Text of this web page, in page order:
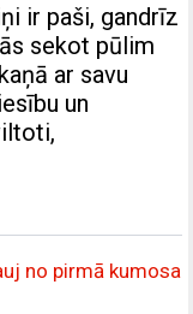
ir paši, gandrīz
sekot pūlim
ar savu
un
no pirmā kumosa